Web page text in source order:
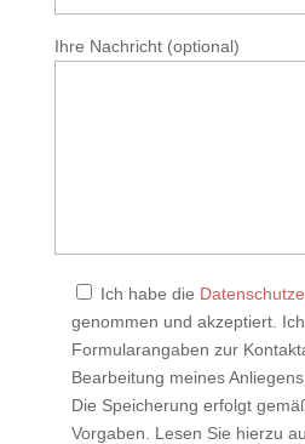
Ihre Nachricht (optional)
Ich habe die
genommen und akzeptiert.
Formularangaben zur
Bearbeitung meines
Die Speicherung erfolgt
Vorgaben. Lesen Sie hierzu